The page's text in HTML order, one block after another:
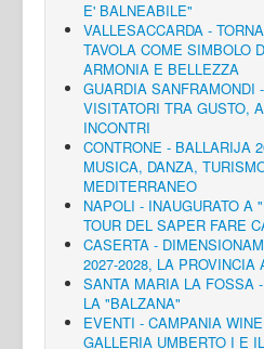
E' BALNEABILE"
VALLESACCARDA -
TAVOLA COME SIMBOLO
ARMONIA E BELLEZZA
GUARDIA SANFRAMONDI
VISITATORI TRA GUSTO,
INCONTRI
CONTRONE - BALLARIJA
MUSICA, DANZA,
MEDITERRANEO
NAPOLI - INAUGURATO A
TOUR DEL SAPER FARE
CASERTA -
2027-2028, LA PROVINCIA
SANTA MARIA LA FOSSA
LA "BALZANA"
EVENTI - CAMPANIA
GALLERIA UMBERTO I E